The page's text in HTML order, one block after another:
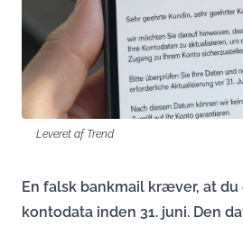
Leveret af Trend
En falsk bankmail kræver, at
kontodata inden 31. juni. Den